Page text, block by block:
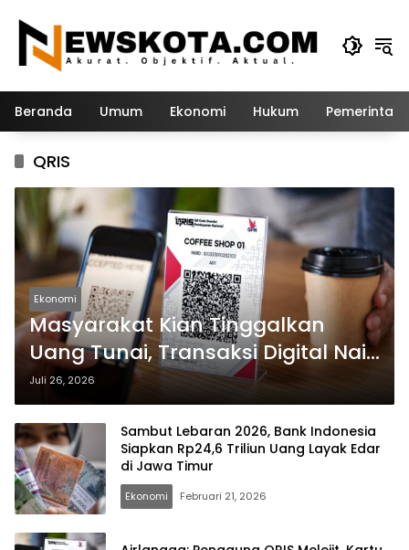
konten
Beranda Umum Ekonomi Hukum
QRIS
Ekonomi
Masyarakat Kian Tinggalkan
Uang Tunai, Transaksi Digital Naik
36,88 Persen
Juli 26, 2026
Sambut Lebaran 2026, Bank Indonesia
Siapkan Rp24,6 Triliun Uang Layak Edar
di Jawa Timur
Ekonomi Februari 21, 2026